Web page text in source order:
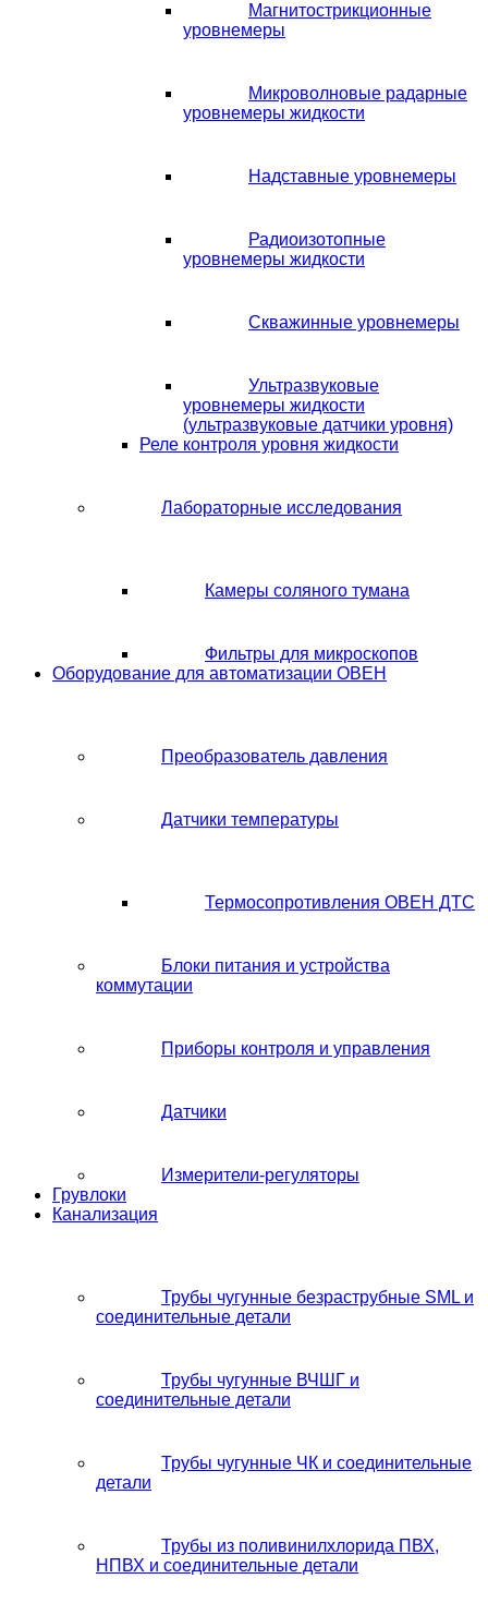
Магнитострикционные
уровнемеры
Микроволновые радарные
уровнемеры жидкости
Надставные уровнемеры
Радиоизотопные
уровнемеры жидкости
Скважинные уровнемеры
Ультразвуковые
уровнемеры жидкости
(ультразвуковые датчики уровня)
Реле контроля уровня жидкости
Лабораторные исследования
Камеры соляного тумана
Фильтры для микроскопов
Оборудование для автоматизации ОВЕН
Преобразователь давления
Датчики температуры
Термосопротивления ОВЕН ДТС
Блоки питания и устройства
коммутации
Приборы контроля и управления
Датчики
Измерители-регуляторы
Грувлоки
Канализация
Трубы чугунные безраструбные SML и
соединительные детали
Трубы чугунные ВЧШГ и
соединительные детали
Трубы чугунные ЧК и соединительные
детали
Трубы из поливинилхлорида ПВХ,
НПВХ и соединительные детали